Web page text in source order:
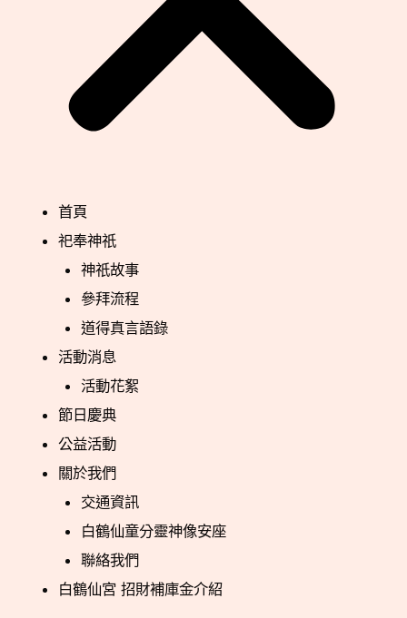
首頁
祀奉神祇
神祇故事
參拜流程
道得真言語錄
活動消息
活動花絮
節日慶典
公益活動
關於我們
交通資訊
白鶴仙童分靈神像安座
聯絡我們
白鶴仙宮 招財補庫金介紹